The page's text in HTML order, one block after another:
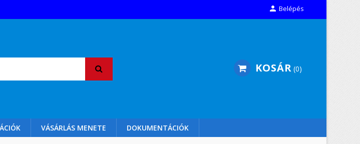
 Belépés
KOSÁR 0
VÁSÁRLÁS MENETE DOKUMENTÁCIÓK